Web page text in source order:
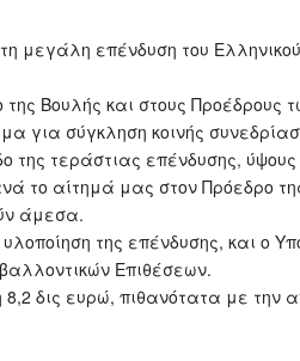
μεγάλη επένδυση του
Βουλής και στους Προέδρους
για σύγκληση κοινής
τεράστιας επένδυσης, ύψους
το αίτημά μας στον Πρόεδρο
άμεσα.
της επένδυσης, και ο
Επιθέσεων.
δις ευρώ, πιθανότατα με την